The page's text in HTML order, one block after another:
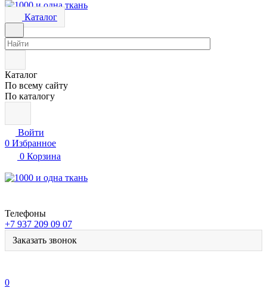
Каталог
Каталог
По всему сайту
По каталогу
Войти
0 Избранное
0 Корзина
Телефоны
+7 937 209 09 07
Заказать звонок
0